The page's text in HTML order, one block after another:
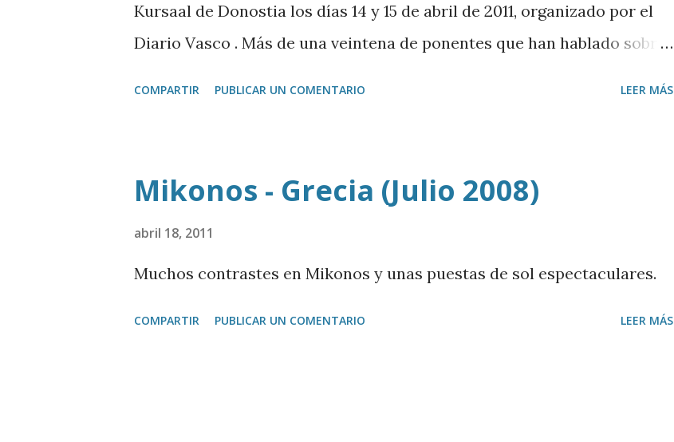
Kursaal de Donostia los días 14 y 15 de abril de 2011, organizado por el
Diario Vasco . Más de una veintena de ponentes que han hablado sobre
libios en España; Ben Brandzel , ex responsable de las campañas online
de Barak Obama ; el periodista Ignacio Escolar ; el gurú de las
tecnologías Enrique Dans ; Gumersindo Lafuente , adjunto a la
Antonio Rodríguez Salas , alcalde de la localidad granadina de Jun o
COMPARTIR PUBLICAR UN COMENTARIO LEER MÁS
Mikonos - Grecia (Julio 2008)
abril 18, 2011
Muchos contrastes en Mikonos y unas puestas de sol espectaculares.
COMPARTIR PUBLICAR UN COMENTARIO LEER MÁS